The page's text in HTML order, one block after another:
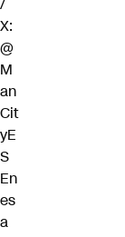
/
X:
@
M
an
Cit
yE
S
En
es
a